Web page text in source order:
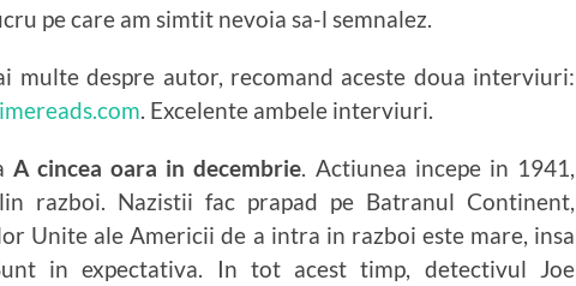
pe care am simtit nevoia sa-l semnalez.
multe despre autor, recomand aceste doua interviuri:
. Excelente ambele interviuri.
A cincea oara in decembrie. Actiunea incepe in 1941,
razboi. Nazistii fac prapad pe Batranul Continent,
Unite ale Americii de a intra in razboi este mare, insa
in expectativa. In tot acest timp, detectivul Joe